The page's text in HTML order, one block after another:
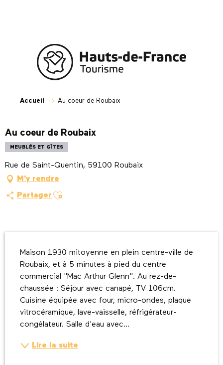
Accueil Au coeur de Roubaix
Au coeur de Roubaix
MEUBLÉS ET GÎTES
Rue de Saint-Quentin, 59100 Roubaix
M'y rendre
Partager Ajouter aux favoris
Maison 1930 mitoyenne en plein centre-ville de
Roubaix, et à 5 minutes à pied du centre
commercial "Mac Arthur Glenn". Au rez-de-
chaussée : Séjour avec canapé, TV 106cm.
Cuisine équipée avec four, micro-ondes, plaque
vitrocéramique, lave-vaisselle, réfrigérateur-
congélateur. Salle d'eau avec...
Lire la suite